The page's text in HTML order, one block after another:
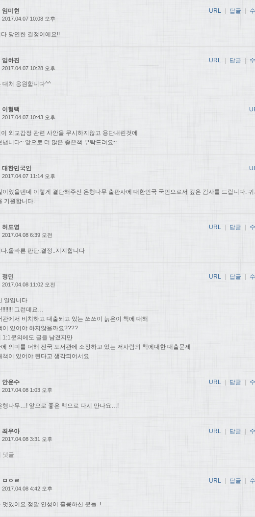
임미현
2017.04.07 10:08 오후
당연한 결정이에요!!
URL | 답글 |
임하진
2017.04.07 10:28 오후
대처 응원합니다^^
URL | 답글 |
이형택
2017.04.07 10:43 오후
외교감정 관련 사안을 무시하지않고 용단내린것에
냅니다~ 앞으로 더 많은 좋은책 부탁드려요~
대한민국인
2017.04.07 11:14 오후
이었을텐데 이렇게 결단해주신 은행나무 출판사에 대한민국 국민으로서 깊은 감사를 드립니다.
기원합니다.
허도영
2017.04.08 6:39 오전
.올바른 판단,결정..지지합니다
URL 답글
정민
2017.04.08 11:02 오전
일입니다
그런데요…
관에서 비치하고 대출되고 있는 쓰쓰이 늙은이 책에 대해
이 있어야 하지않을까요????
1:1문의에도 글을 남겼지만
의미를 더해 전국 도서관에 소장하고 있는 저사람의 책에대한 대출문제
책이 있어야 된다고 생각되어서요
URL | 답글 |
안윤수
2017.04.08 1:03 오후
행나무…! 앞으로 좋은 책으로 다시 만나요…!
URL | 답글 |
최우아
2017.04.08 3:31 오후
댓글
URL 답글
ㅁㅇㄹ
2017.04.08 4:42 오후
멋있어요 정말 인성이 훌륭하신 분들..!
URL 답글